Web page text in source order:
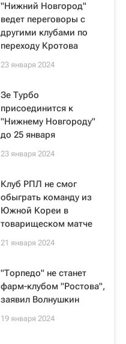
"Нижний Новгород"
ведет переговоры с
другими клубами по
переходу Кротова
23 января 2024
Зе Турбо
присоединится к
"Нижнему Новгороду"
до 25 января
23 января 2024
Клуб РПЛ не смог
обыграть команду из
Южной Кореи в
товарищеском матче
21 января 2024
"Торпедо" не станет
фарм-клубом "Ростова",
заявил Волнушкин
19 января 2024